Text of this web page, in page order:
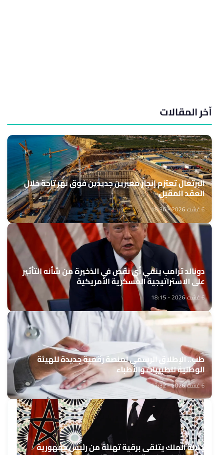
آخر المقالات
البرتغال تعتزم إنجاز معبرين جديدين فوق نهر تاجة خلال
العقد المقبل
6 غشت 2026 - 18:36
دونالد ترامب ينفي أي نقص في الذخيرة من شأنه التأثير
على الاستراتيجية العسكرية الأمريكية
6 غشت 2026 - 18:15
طب.. الإطلاق الرسمي لمنصة رقمية جديدة للهيئة
الوطنية للطبيبات والأطباء
6 غشت 2026 - 17:32
جلالة الملك يتلقى برقية تهنئة من رئيس جمهورية